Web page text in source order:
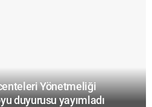
Yönetmeliği
duyurusu yayımladı